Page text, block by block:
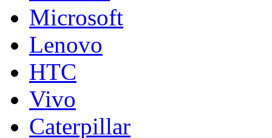
Microsoft
Lenovo
HTC
Vivo
Caterpillar